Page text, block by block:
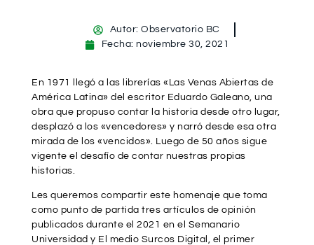
Autor: Observatorio BC
Fecha: noviembre 30, 2021
En 1971 llegó a las librerías «Las Venas Abiertas de
América Latina» del escritor Eduardo Galeano, una
obra que propuso contar la historia desde otro lugar,
desplazó a los «vencedores» y narró desde esa otra
mirada de los «vencidos». Luego de 50 años sigue
vigente el desafío de contar nuestras propias
historias.
Les queremos compartir este homenaje que toma
como punto de partida tres artículos de opinión
publicados durante el 2021 en el Semanario
Universidad y El medio Surcos Digital, el primer